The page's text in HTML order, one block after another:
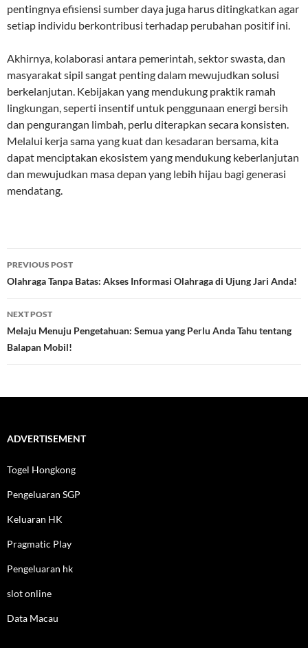
pentingnya efisiensi sumber daya juga harus ditingkatkan agar
setiap individu berkontribusi terhadap perubahan positif ini.
Akhirnya, kolaborasi antara pemerintah, sektor swasta, dan
masyarakat sipil sangat penting dalam mewujudkan solusi
berkelanjutan. Kebijakan yang mendukung praktik ramah
lingkungan, seperti insentif untuk penggunaan energi bersih
dan pengurangan limbah, perlu diterapkan secara konsisten.
Melalui kerja sama yang kuat dan kesadaran bersama, kita
dapat menciptakan ekosistem yang mendukung keberlanjutan
dan mewujudkan masa depan yang lebih hijau bagi generasi
mendatang.
Post
navigation
PREVIOUS POST
Olahraga Tanpa Batas: Akses Informasi Olahraga di Ujung Jari Anda!
NEXT POST
Melaju Menuju Pengetahuan: Semua yang Perlu Anda Tahu tentang
Balapan Mobil!
ADVERTISEMENT
Togel Hongkong
Pengeluaran SGP
Keluaran HK
Pragmatic Play
Pengeluaran hk
slot online
Data Macau